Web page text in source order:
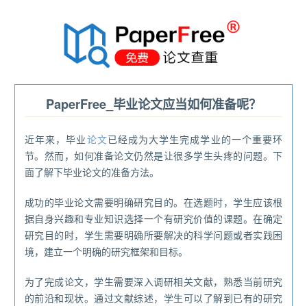
PaperFree_毕业论文应当如何准备呢？
近年来，毕业论文已经成为大学生完成学业的一个重要环
节。然而，如何准备论文仍然是让很多学生头疼的问题。下
面了解下毕业论文的准备方法。
成功的毕业论文需要明确研究目的。在选题时，学生应该根
据自身兴趣和专业知识选择一个有研究价值的课题。在确定
研究目的时，学生需要明确所要解决的科学问题或者实践困
境，建立一个明确的研究框架和目标。
为了完成论文，学生需要深入调研相关文献，熟悉当前研究
的前沿和现状。通过文献综述，学生可以了解到已有的研究